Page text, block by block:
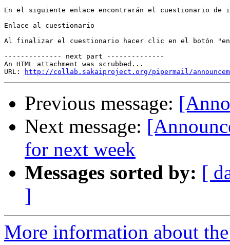
En el siguiente enlace encontrarán el cuestionario de
Enlace al cuestionario
Al finalizar el cuestionario hacer clic en el botón
-------------- next part --------------
An HTML attachment was scrubbed...
URL:
http://collab.sakaiproject.org/pipermail/
Previous message:
Next message:
for next week
Messages sorted by: [
]
More information about